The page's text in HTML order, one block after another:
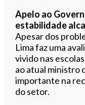
Apelo ao
estabilidade
Apesar dos
Lima faz uma
vivido nas
ao atual ministro
importante na
do setor.